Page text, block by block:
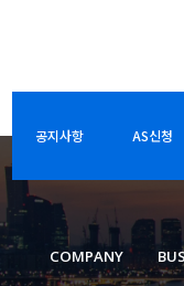
공지사항 AS신청
COMPANY